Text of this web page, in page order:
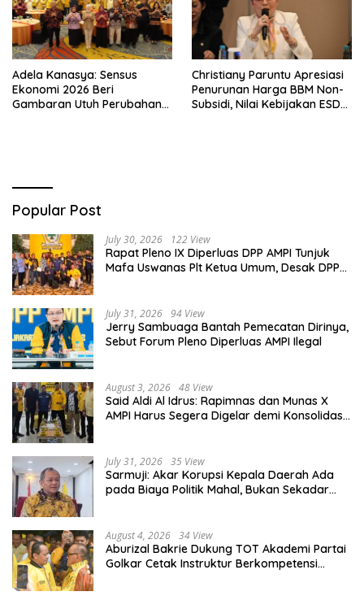
Adela Kanasya: Sensus
Ekonomi 2026 Beri
Gambaran Utuh Perubahan
Christiany Paruntu Apresiasi
Penurunan Harga BBM Non-
Subsidi, Nilai Kebijakan ESDM
Popular Post
July 30, 2026 122 View
Rapat Pleno IX Diperluas DPP AMPI Tunjuk
Mafa Uswanas Plt Ketua Umum, Desak DPP
July 31, 2026 94 View
Jerry Sambuaga Bantah Pemecatan Dirinya,
Sebut Forum Pleno Diperluas AMPI Ilegal
August 3, 2026 48 View
Said Aldi Al Idrus: Rapimnas dan Munas X
AMPI Harus Segera Digelar demi Konsolidasi
July 31, 2026 35 View
Sarmuji: Akar Korupsi Kepala Daerah Ada
pada Biaya Politik Mahal, Bukan Sekadar
August 4, 2026 34 View
Aburizal Bakrie Dukung TOT Akademi Partai
Golkar Cetak Instruktur Berkompetensi